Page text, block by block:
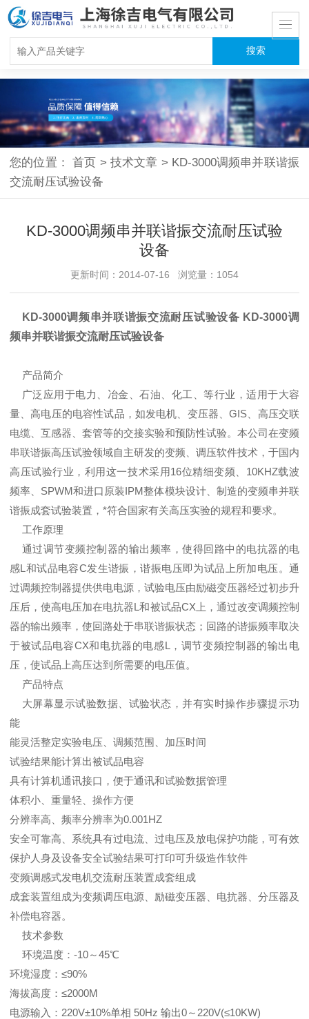
您的位置：首页 > 技术文章 > KD-3000调频串并联谐振
交流耐压试验设备
KD-3000调频串并联谐振交流耐压试验
设备
更新时间：2014-07-16 浏览量：1054
KD-3000调频串并联谐振交流耐压试验设备 KD-3000调
频串并联谐振交流耐压试验设备
产品简介
广泛应用于电力、冶金、石油、化工、等行业，适用于大容
量、高电压的电容性试品，如发电机、变压器、GIS、高压交联
电缆、互感器、套管等的交接实验和预防性试验。本公司在变频
串联谐振高压试验领域自主研发的变频、调压软件技术，于国内
高压试验行业，利用这一技术采用16位精细变频、10KHZ载波
频率、SPWM和进口原装IPM整体模块设计、制造的变频串并联
谐振成套试验装置，*符合国家有关高压实验的规程和要求。
工作原理
通过调节变频控制器的输出频率，使得回路中的电抗器的电
感L和试品电容C发生谐振，谐振电压即为试品上所加电压。通
过调频控制器提供供电电源，试验电压由励磁变压器经过初步升
压后，使高电压加在电抗器L和被试品CX上，通过改变调频控制
器的输出频率，使回路处于串联谐振状态；回路的谐振频率取决
于被试品电容CX和电抗器的电感L，调节变频控制器的输出电
压，使试品上高压达到所需要的电压值。
产品特点
大屏幕显示试验数据、试验状态，并有实时操作步骤提示功
能
能灵活整定实验电压、调频范围、加压时间
试验结果能计算出被试品电容
具有计算机通讯接口，便于通讯和试验数据管理
体积小、重量轻、操作方便
分辨率高、频率分辨率为0.001HZ
安全可靠高、系统具有过电流、过电压及放电保护功能，可有效
保护人身及设备安全试验结果可打印可升级造作软件
变频调感式发电机交流耐压装置成套组成
成套装置组成为变频调压电源、励磁变压器、电抗器、分压器及
补偿电容器。
技术参数
环境温度：-10～45℃
环境湿度：≤90%
海拔高度：≤2000M
电源输入：220V±10%单相 50Hz 输出0～220V(≤10KW)